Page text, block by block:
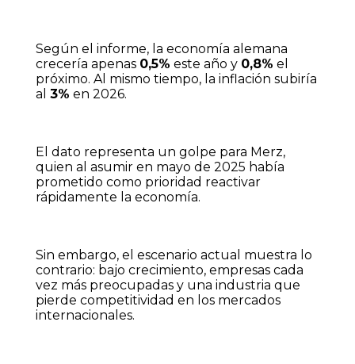
Según el informe, la economía alemana
crecería apenas 0,5% este año y 0,8% el
próximo. Al mismo tiempo, la inflación subiría
al 3% en 2026.
El dato representa un golpe para Merz,
quien al asumir en mayo de 2025 había
prometido como prioridad reactivar
rápidamente la economía.
Sin embargo, el escenario actual muestra lo
contrario: bajo crecimiento, empresas cada
vez más preocupadas y una industria que
pierde competitividad en los mercados
internacionales.